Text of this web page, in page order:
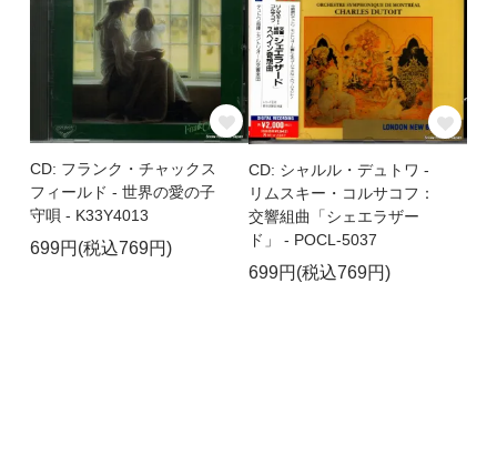
CD: フランク・チャックス
フィールド - 世界の愛の子
守唄 - K33Y4013
699円(税込769円)
CD: シャルル・デュトワ -
リムスキー・コルサコフ：
交響組曲「シェエラザー
ド」 - POCL-5037
699円(税込769円)